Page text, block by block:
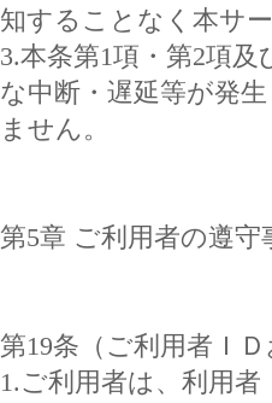
知することなく本サ
3.本条第1項・第2項
な中断・遅延等が発
ません。
第5章 ご利用者の遵
第19条（ご利用者Ｉ
1.ご利用者は、利用